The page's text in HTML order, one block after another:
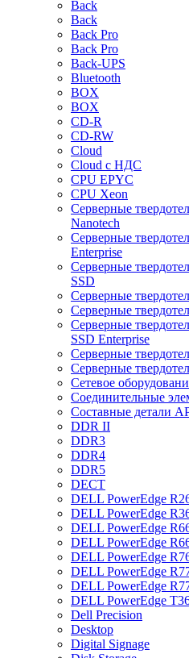
Back
Back
Back Pro
Back Pro
Back-UPS
Bluetooth
BOX
BOX
CD-R
CD-RW
Cloud
Cloud с НДС
CPU EPYC
CPU Xeon
Cерверные
Nanotech
Cерверные
Enterprise
Cерверные
SSD
Cерверные
Cерверные
Cерверные
SSD Enterprise
Cерверные
Cерверные
Cетевое
Cоединительные
Cоставные детали
DDR II
DDR3
DDR4
DDR5
DECT
DELL PowerEdge
DELL PowerEdge
DELL PowerEdge
DELL PowerEdge
DELL PowerEdge
DELL PowerEdge
DELL PowerEdge
DELL PowerEdge
Dell Precision
Desktop
Digital Signage